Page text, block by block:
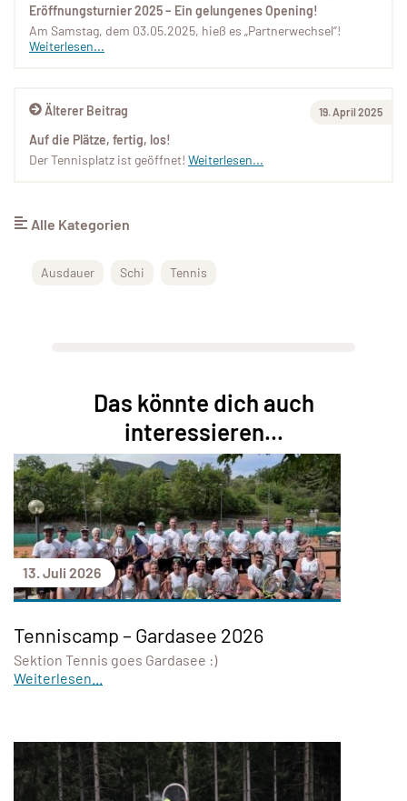
Älterer Beitrag 19. April 2025
Auf die Plätze, fertig, los!
Der Tennisplatz ist geöffnet! Weiterlesen...
Eröffnungsturnier 2025 – Ein gelungenes Opening!
Am Samstag, dem 03.05.2025, hieß es „Partnerwechsel“!
Weiterlesen...
Alle Kategorien
Ausdauer Schi Tennis
Das könnte dich auch
interessieren...
13. Juli 2026
Tenniscamp – Gardasee 2026
Sektion Tennis goes Gardasee :)
Weiterlesen...